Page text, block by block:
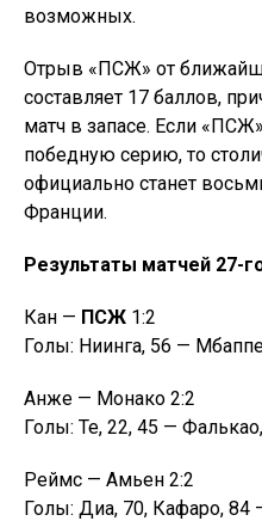
возможных.
Отрыв «ПСЖ» от
составляет 17 баллов,
матч в запасе. Если
победную серию, то
официально станет
Франции.
Результаты матчей 27-
Кан — ПСЖ 1:2
Голы: Ниинга, 56 —
Анже — Монако 2:2
Голы: Те, 22, 45 —
Реймс — Амьен 2:2
Голы: Диа, 70, Кафаро, 84